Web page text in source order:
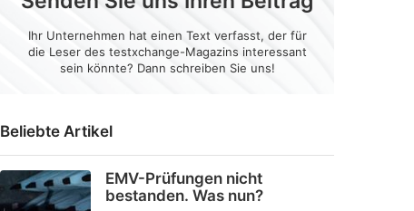
Beliebte Artikel
EMV-Prüfungen nicht
bestanden. Was nun?
Ihr Unternehmen hat einen Text verfasst, der für
die Leser des testxchange-Magazins interessant
sein könnte? Dann schreiben Sie uns!